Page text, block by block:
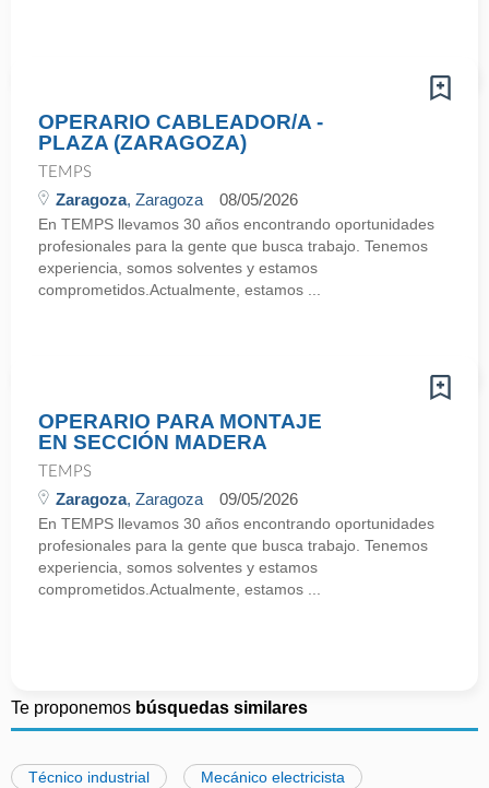
OPERARIO CABLEADOR/A -
PLAZA (ZARAGOZA)
TEMPS
Zaragoza, Zaragoza 08/05/2026
En TEMPS llevamos 30 años encontrando oportunidades
profesionales para la gente que busca trabajo. Tenemos
experiencia, somos solventes y estamos
comprometidos.Actualmente, estamos ...
OPERARIO PARA MONTAJE
EN SECCIÓN MADERA
TEMPS
Zaragoza, Zaragoza 09/05/2026
En TEMPS llevamos 30 años encontrando oportunidades
profesionales para la gente que busca trabajo. Tenemos
experiencia, somos solventes y estamos
comprometidos.Actualmente, estamos ...
Te proponemos búsquedas similares
Técnico industrial Mecánico electricista